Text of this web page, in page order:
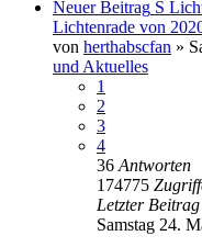
Neuer Beitrag S
Lichtenrade von
von herthabscfan »
und Aktuelles
1
2
3
4
36Antworten
174775
Letzter Beitrag
Samstag 24.